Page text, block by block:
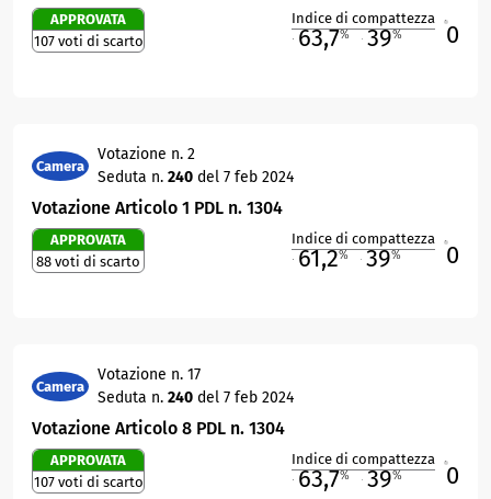
APPROVATA
107 voti di scarto
Indice di compattezza
63,7% 39% 0
Camera
Votazione n. 2
Seduta n. 240 del 7 feb 2024
Votazione Articolo 1 PDL n. 1304
APPROVATA
88 voti di scarto
Indice di compattezza
61,2% 39% 0
Camera
Votazione n. 17
Seduta n. 240 del 7 feb 2024
Votazione Articolo 8 PDL n. 1304
APPROVATA
107 voti di scarto
Indice di compattezza
63,7% 39% 0